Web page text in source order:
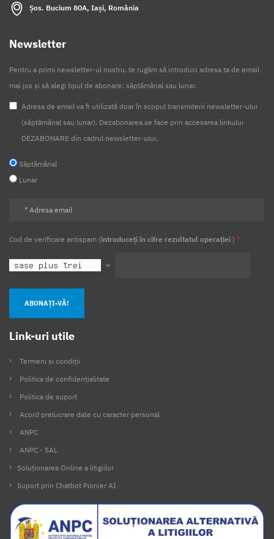
Șos. Bucium 80A, Iași, România
Newsletter
Pentru a primi newsletter-ul nostru, te rugăm să introduci adresa ta de email
mai jos și să alegi tipul de abonare: săptămânal sau lunar.
Adresa de email va fi utilizată doar în scopul transmiterii newsletter-ului
(săptămânal sau lunar). Dezabonarea se face prin accesarea linkului
DEZABONARE din cadrul newsletter-ului.
Săptămânal
Lunar
Cod de verificare antispam (introduceți în cifre rezultatul operației ) *
=
ABONAȚI-VĂ!
Link-uri utile
Termeni și condiții
Politica de confidențialitate
Politica de suport
Acord prelucrare date cu caracter personal
ANPC
ANPC - SAL
Soluționarea Online a litigiilor
Suport prin Chatbot Pionier AI